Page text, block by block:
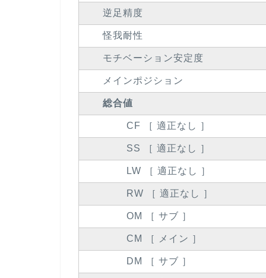
逆足精度
怪我耐性
モチベーション安定度
メインポジション
総合値
CF ［ 適正なし ］
SS ［ 適正なし ］
LW ［ 適正なし ］
RW ［ 適正なし ］
OM ［ サブ ］
CM ［ メイン ］
DM ［ サブ ］